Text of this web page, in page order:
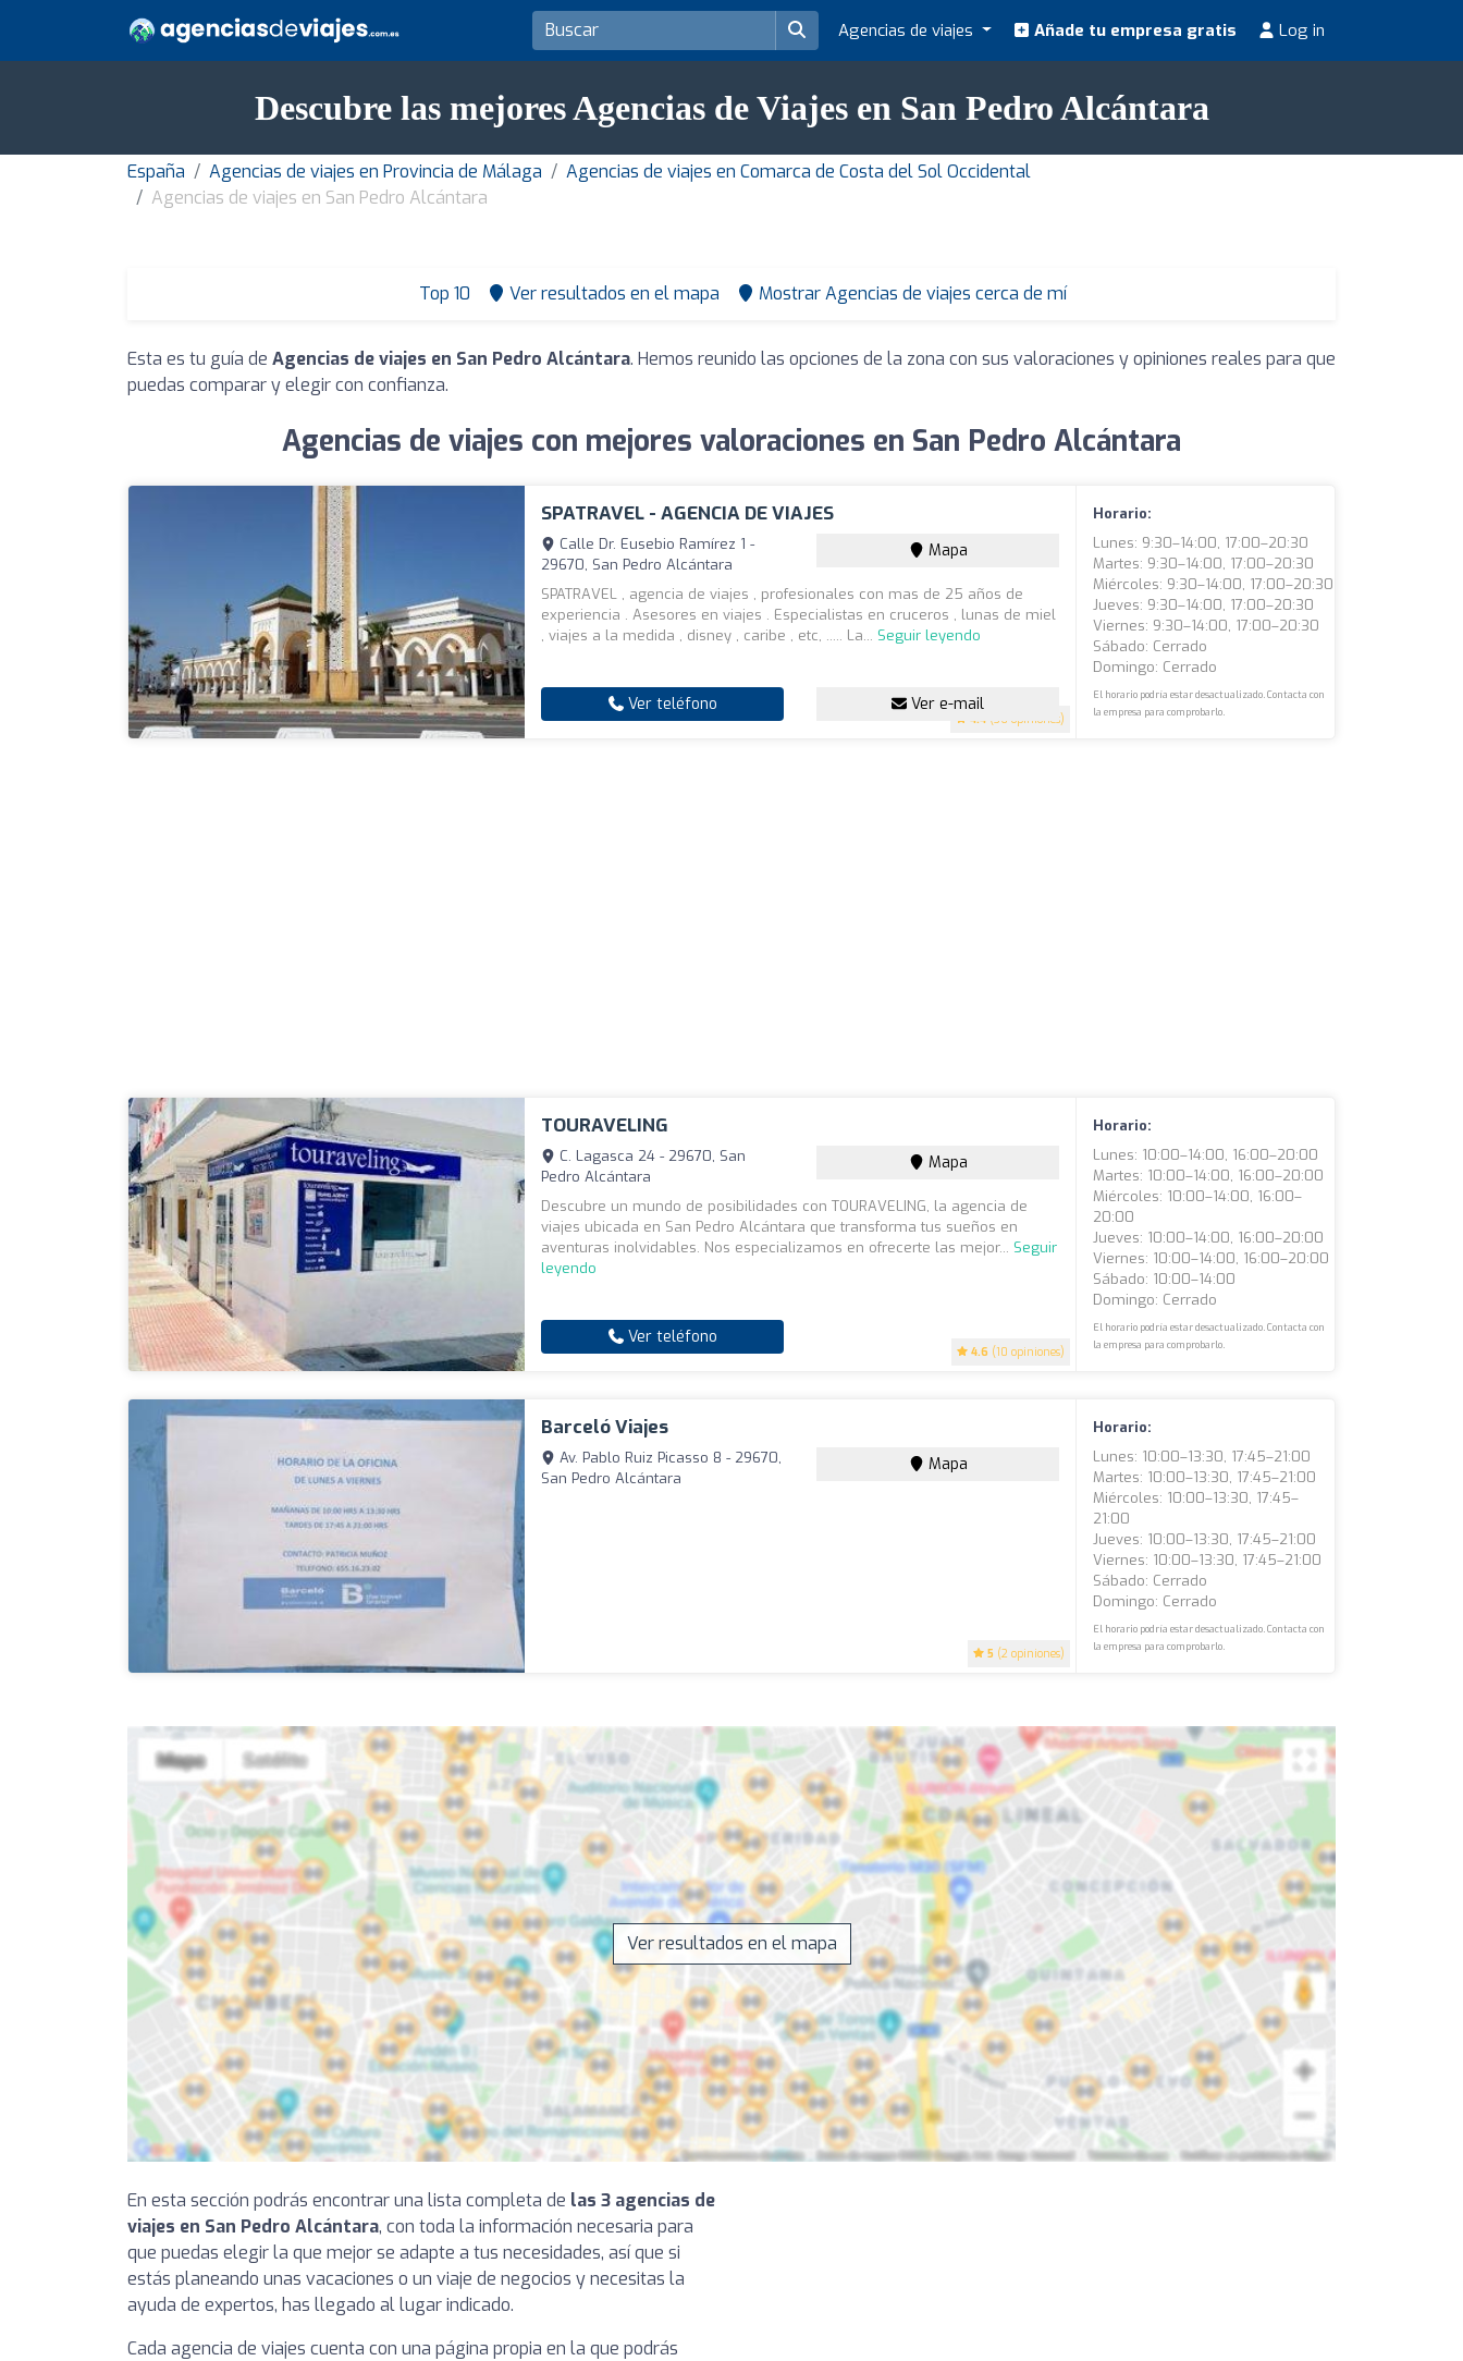
Agencias de viajes Añade tu empresa gratis Log in
Descubre las mejores Agencias de Viajes en San Pedro Alcántara
España Agencias de viajes en Provincia de Málaga
Agencias de viajes en Comarca de Costa del Sol Occidental
Agencias de viajes en San Pedro Alcántara
Top 10 Ver resultados en el mapa Mostrar Agencias de viajes cerca de mí
Esta es tu guía de Agencias de viajes en San Pedro Alcántara. Hemos reunido las opciones de la zona con sus valoraciones y opiniones reales para que
puedas comparar y elegir con confianza.
Agencias de viajes con mejores valoraciones en San Pedro Alcántara
SPATRAVEL - AGENCIA DE VIAJES
4.4 (36 opiniones)
Calle Dr. Eusebio Ramírez 1 -
29670, San Pedro Alcántara
Mapa
SPATRAVEL , agencia de viajes , profesionales con mas de 25 años de
experiencia . Asesores en viajes . Especialistas en cruceros , lunas de miel
, viajes a la medida , disney , caribe , etc, ..... La... Seguir leyendo
Ver teléfono Ver e-mail
Horario:
Lunes: 9:30–14:00, 17:00–20:30
Martes: 9:30–14:00, 17:00–20:30
Miércoles: 9:30–14:00, 17:00–20:30
Jueves: 9:30–14:00, 17:00–20:30
Viernes: 9:30–14:00, 17:00–20:30
Sábado: Cerrado
Domingo: Cerrado
El horario podría estar desactualizado. Contacta con
la empresa para comprobarlo.
TOURAVELING
4.6 (10 opiniones)
C. Lagasca 24 - 29670, San
Pedro Alcántara
Mapa
Descubre un mundo de posibilidades con TOURAVELING, la agencia de
viajes ubicada en San Pedro Alcántara que transforma tus sueños en
aventuras inolvidables. Nos especializamos en ofrecerte las mejor... Seguir
leyendo
Ver teléfono
Horario:
Lunes: 10:00–14:00, 16:00–20:00
Martes: 10:00–14:00, 16:00–20:00
Miércoles: 10:00–14:00, 16:00–
20:00
Jueves: 10:00–14:00, 16:00–20:00
Viernes: 10:00–14:00, 16:00–20:00
Sábado: 10:00–14:00
Domingo: Cerrado
El horario podría estar desactualizado. Contacta con
la empresa para comprobarlo.
Barceló Viajes
5 (2 opiniones)
Av. Pablo Ruiz Picasso 8 - 29670,
San Pedro Alcántara
Mapa
Horario:
Lunes: 10:00–13:30, 17:45–21:00
Martes: 10:00–13:30, 17:45–21:00
Miércoles: 10:00–13:30, 17:45–
21:00
Jueves: 10:00–13:30, 17:45–21:00
Viernes: 10:00–13:30, 17:45–21:00
Sábado: Cerrado
Domingo: Cerrado
El horario podría estar desactualizado. Contacta con
la empresa para comprobarlo.
Ver resultados en el mapa
En esta sección podrás encontrar una lista completa de las 3 agencias de
viajes en San Pedro Alcántara, con toda la información necesaria para
que puedas elegir la que mejor se adapte a tus necesidades, así que si
estás planeando unas vacaciones o un viaje de negocios y necesitas la
ayuda de expertos, has llegado al lugar indicado.
Cada agencia de viajes cuenta con una página propia en la que podrás